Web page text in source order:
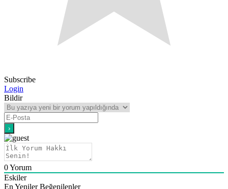
Subscribe
Login
Bildir
0Yorum
Eskiler
En Yeniler Beğenilenler